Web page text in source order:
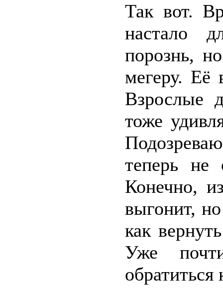
Так вот.
настало
порознь,
мегеру. Её
Взрослые
тоже
теперь
Конечно,
выгонит,
как
Уже